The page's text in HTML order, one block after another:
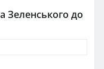
Зеленського до